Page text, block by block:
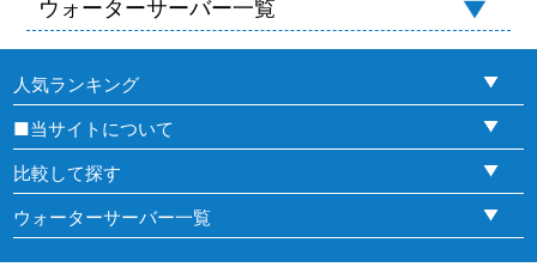
ウォーターサーバー一覧
人気ランキング
■当サイトについて
比較して探す
ウォーターサーバー一覧